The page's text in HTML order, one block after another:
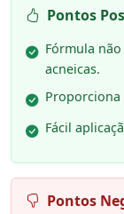
Pontos
Fórmula
acneicas.
Fácil
Pontos